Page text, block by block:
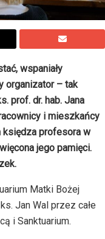
wspaniały
organizator – tak
prof. dr. hab. Jana
i mieszkańcy
księdza profesora w
jego pamięci.
Matki Bożej
Jan Wal przez całe
i Sanktuarium.